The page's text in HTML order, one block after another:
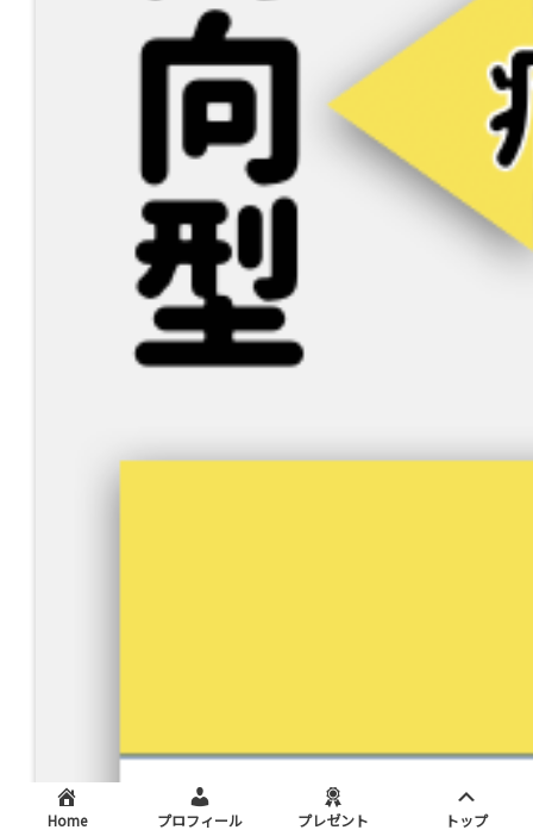
Home プロフィール プレゼント トップ